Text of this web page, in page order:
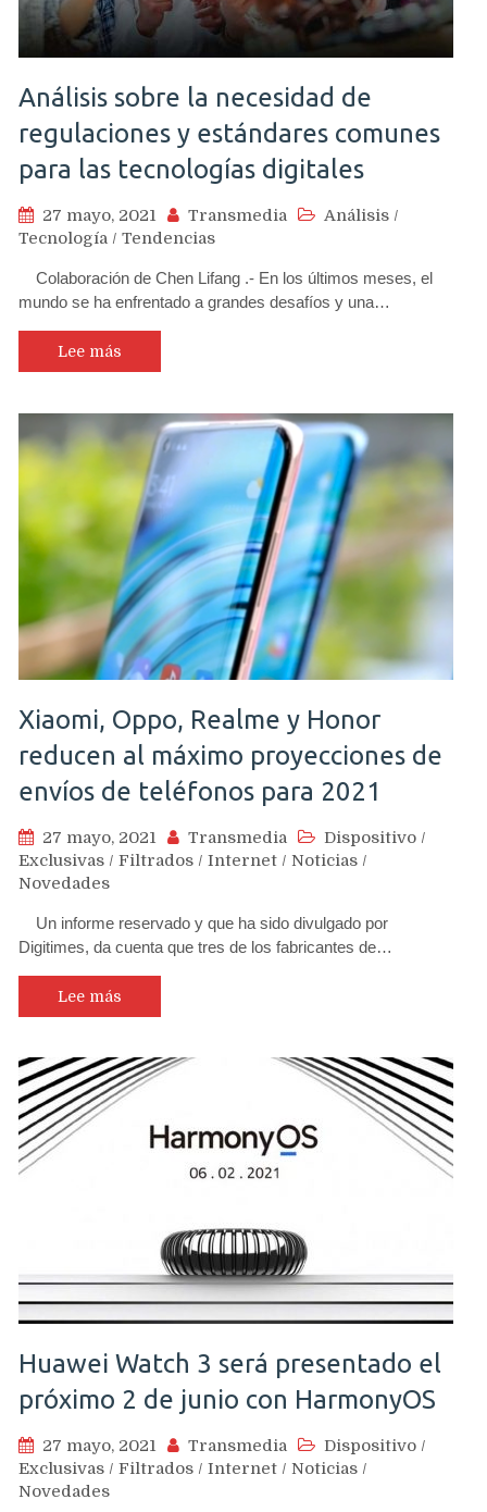
Análisis sobre la necesidad de
regulaciones y estándares comunes
para las tecnologías digitales
27 mayo, 2021 Transmedia Análisis /
Tecnología / Tendencias
Colaboración de Chen Lifang .- En los últimos meses, el
mundo se ha enfrentado a grandes desafíos y una…
Lee más
Xiaomi, Oppo, Realme y Honor
reducen al máximo proyecciones de
envíos de teléfonos para 2021
27 mayo, 2021 Transmedia Dispositivo /
Exclusivas / Filtrados / Internet / Noticias /
Novedades
Un informe reservado y que ha sido divulgado por
Digitimes, da cuenta que tres de los fabricantes de…
Lee más
Huawei Watch 3 será presentado el
próximo 2 de junio con HarmonyOS
27 mayo, 2021 Transmedia Dispositivo /
Exclusivas / Filtrados / Internet / Noticias /
Novedades